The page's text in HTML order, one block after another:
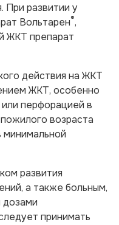
При развитии у
Вольтарен®,
ЖКТ препарат
действия на ЖКТ
ЖКТ, особенно
перфорацией в
возраста
минимальной
развития
а также больным,
принимать